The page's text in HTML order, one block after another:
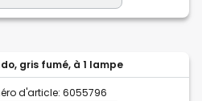
gris fumé, à 1 lampe
d'article: 6055796